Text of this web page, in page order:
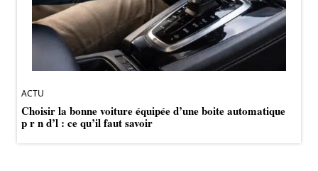
ACTU
Choisir la bonne voiture équipée d’une boite automatique
p r n d’l : ce qu’il faut savoir